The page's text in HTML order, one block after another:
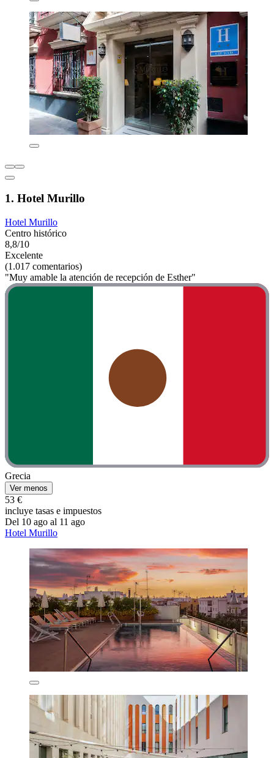
1. Hotel Murillo
Hotel Murillo
Centro histórico
8,8/10
Excelente
(1.017 comentarios)
"Muy amable la atención de recepción de Esther"
Grecia
Ver menos
53 €
incluye tasas e impuestos
Del 10 ago al 11 ago
Hotel Murillo